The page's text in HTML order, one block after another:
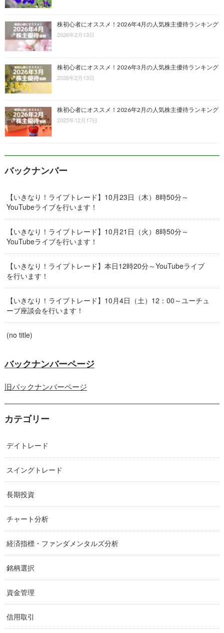
株初心者にオススメ！2026年4月の人気株主優待ランキング
2026年2月13日
株初心者にオススメ！2026年3月の人気株主優待ランキング
2026年2月13日
株初心者にオススメ！2026年2月の人気株主優待ランキング
2025年12月17日
バックナンバー
【いきなり！ライブトレード】10月23日（木）8時50分～
YouTubeライブを行います！
【いきなり！ライブトレード】10月21日（火）8時50分～
YouTubeライブを行います！
【いきなり！ライブトレード】本日12時20分～YouTubeライブ
を行います！
【いきなり！ライブトレード】10月4日（土）12：00～ユーチュ
ーブ座談会を行います！
(no title)
バックナンバーページ
旧バックナンバーページ
カテゴリー
デイトレード
スイングトレード
長期投資
チャート分析
経済指標・ファンダメンタルズ分析
銘柄選択
資金管理
信用取引